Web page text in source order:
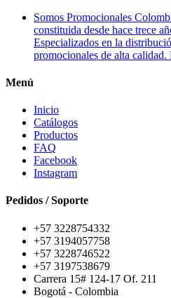
Somos Promocionales
constituida desde hace trece
Especializados en la
promocionales de alta
Menú
Inicio
Catálogos
Productos
FAQ
Facebook
Instagram
Pedidos / Soporte
+57 3228754332
+57 3194057758
+57 3228746522
+57 3197538679
Carrera 15# 124-17 Of. 211
Bogotá - Colombia